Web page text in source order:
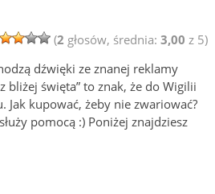
(2 głosów, średnia: 3,00 z 5)
dźwięki ze znanej reklamy
bliżej święta” to znak, że do Wigilii
Jak kupować, żeby nie zwariować?
pomocą :) Poniżej znajdziesz